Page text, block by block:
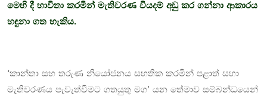
මෙහි දී භාවිතා කරමින් මැතිවරණ වියදම් අඩු කර ගන්නා ආකාරය
හඳුනා ගත හැකිය.
‘කාන්තා සහ තරුණ නියෝජනය සහතික කරමින් පළාත් සභා
මැතිවරණය පැවැත්වීමට ගතයුතු මග’ යන තේමාව සම්බන්ධයෙන්